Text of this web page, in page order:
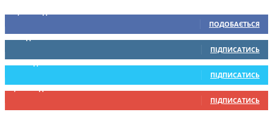
ПОДОБАЄТЬСЯ
0 Підписників
ПІДПИСАТИСЬ
234 Підписників
ПІДПИСАТИСЬ
9,370 Підписників
ПІДПИСАТИСЬ